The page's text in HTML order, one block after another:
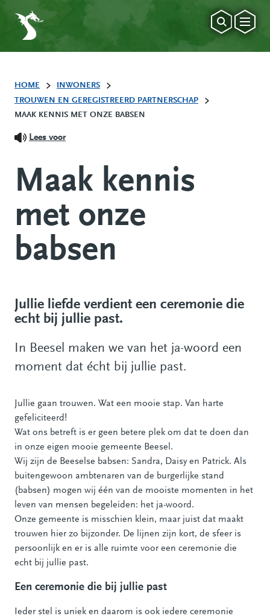
HOME
INWONERS
TROUWEN EN GEREGISTREERD PARTNERSCHAP
MAAK KENNIS MET ONZE BABSEN
Lees voor
Maak kennis
met onze
babsen
Jullie liefde verdient een ceremonie die
echt bij jullie past.
In Beesel maken we van het ja-woord een
moment dat écht bij jullie past.
Jullie gaan trouwen. Wat een mooie stap. Van harte
gefeliciteerd!
Wat ons betreft is er geen betere plek om dat te doen dan
in onze eigen mooie gemeente Beesel.
Wij zijn de Beeselse babsen: Sandra, Daisy en Patrick. Als
buitengewoon ambtenaren van de burgerlijke stand
(babsen) mogen wij één van de mooiste momenten in het
leven van mensen begeleiden: het ja-woord.
Onze gemeente is misschien klein, maar juist dat maakt
trouwen hier zo bijzonder. De lijnen zijn kort, de sfeer is
persoonlijk en er is alle ruimte voor een ceremonie die
echt bij jullie past.
Een ceremonie die bij jullie past
Ieder stel is uniek en daarom is ook iedere ceremonie